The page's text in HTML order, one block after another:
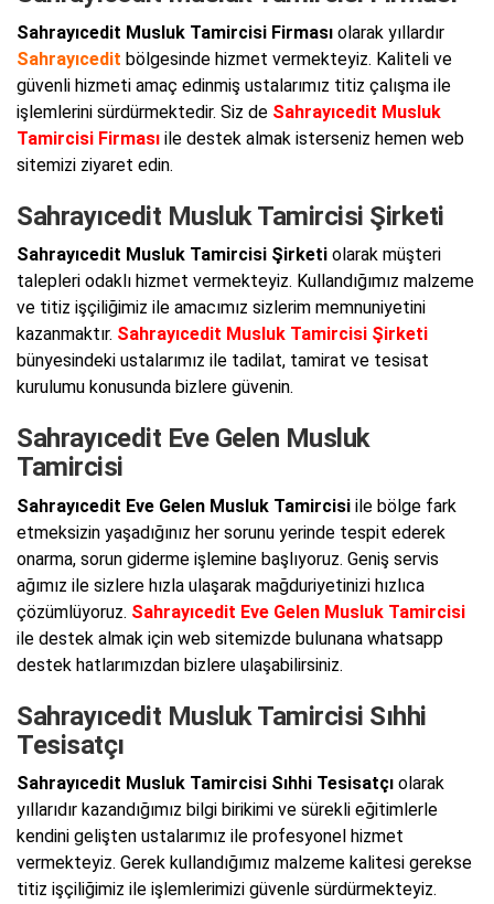
Sahrayıcedit Musluk Tamircisi Firması olarak yıllardır
Sahrayıcedit bölgesinde hizmet vermekteyiz. Kaliteli ve
güvenli hizmeti amaç edinmiş ustalarımız titiz çalışma ile
işlemlerini sürdürmektedir. Siz de Sahrayıcedit Musluk
Tamircisi Firması ile destek almak isterseniz hemen web
sitemizi ziyaret edin.
Sahrayıcedit Musluk Tamircisi Şirketi
Sahrayıcedit Musluk Tamircisi Şirketi olarak müşteri
talepleri odaklı hizmet vermekteyiz. Kullandığımız malzeme
ve titiz işçiliğimiz ile amacımız sizlerim memnuniyetini
kazanmaktır. Sahrayıcedit Musluk Tamircisi Şirketi
bünyesindeki ustalarımız ile tadilat, tamirat ve tesisat
kurulumu konusunda bizlere güvenin.
Sahrayıcedit Eve Gelen Musluk
Tamircisi
Sahrayıcedit Eve Gelen Musluk Tamircisi ile bölge fark
etmeksizin yaşadığınız her sorunu yerinde tespit ederek
onarma, sorun giderme işlemine başlıyoruz. Geniş servis
ağımız ile sizlere hızla ulaşarak mağduriyetinizi hızlıca
çözümlüyoruz. Sahrayıcedit Eve Gelen Musluk Tamircisi
ile destek almak için web sitemizde bulunana whatsapp
destek hatlarımızdan bizlere ulaşabilirsiniz.
Sahrayıcedit Musluk Tamircisi Sıhhi
Tesisatçı
Sahrayıcedit Musluk Tamircisi Sıhhi Tesisatçı olarak
yıllarıdır kazandığımız bilgi birikimi ve sürekli eğitimlerle
kendini gelişten ustalarımız ile profesyonel hizmet
vermekteyiz. Gerek kullandığımız malzeme kalitesi gerekse
titiz işçiliğimiz ile işlemlerimizi güvenle sürdürmekteyiz.